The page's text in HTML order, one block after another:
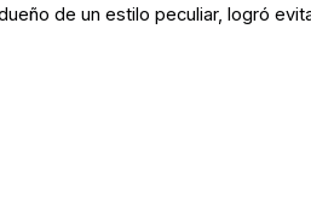
de un estilo peculiar, logró